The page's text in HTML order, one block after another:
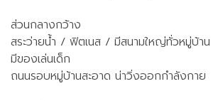
ส่วนกลางกว้าง
สระว่ายน้ำ / ฟิตเนส / มีสนามใหญ่ทั่วหมู่บ้าน
มีของเล่นเด็ก
ถนนรอบหมู่บ้านสะอาด น่าวิ่งออกกำลังกาย